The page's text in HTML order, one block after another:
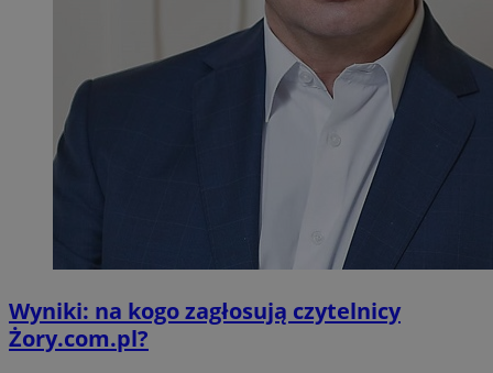
Wyniki: na kogo zagłosują czytelnicy
Żory.com.pl?